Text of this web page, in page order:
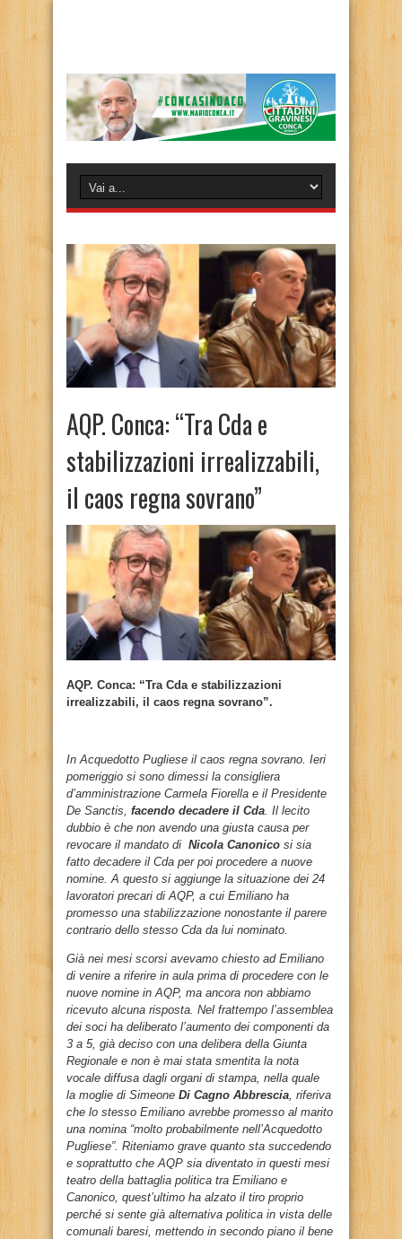
AQP. Conca: “Tra Cda e
stabilizzazioni irrealizzabili,
il caos regna sovrano”
AQP. Conca: “Tra Cda e stabilizzazioni
irrealizzabili, il caos regna sovrano”.
In Acquedotto Pugliese il caos regna sovrano. Ieri
pomeriggio si sono dimessi la consigliera
d’amministrazione Carmela Fiorella e il Presidente
De Sanctis, facendo decadere il Cda . Il lecito
dubbio è che non avendo una giusta causa per
revocare il mandato di Nicola Canonico si sia
fatto decadere il Cda per poi procedere a nuove
nomine. A questo si aggiunge la situazione dei 24
lavoratori precari di AQP, a cui Emiliano ha
promesso una stabilizzazione nonostante il parere
contrario dello stesso Cda da lui nominato.
Già nei mesi scorsi avevamo chiesto ad Emiliano
di venire a riferire in aula prima di procedere con le
nuove nomine in AQP, ma ancora non abbiamo
ricevuto alcuna risposta. Nel frattempo l’assemblea
dei soci ha deliberato l’aumento dei componenti da
3 a 5, già deciso con una delibera della Giunta
Regionale e non è mai stata smentita la nota
vocale diffusa dagli organi di stampa, nella quale
la moglie di Simeone Di Cagno Abbrescia , riferiva
che lo stesso Emiliano avrebbe promesso al marito
una nomina “molto probabilmente nell’Acquedotto
Pugliese”. Riteniamo grave quanto sta succedendo
e soprattutto che AQP sia diventato in questi mesi
teatro della battaglia politica tra Emiliano e
Canonico, quest’ultimo ha alzato il tiro proprio
perché si sente già alternativa politica in vista delle
comunali baresi, mettendo in secondo piano il bene